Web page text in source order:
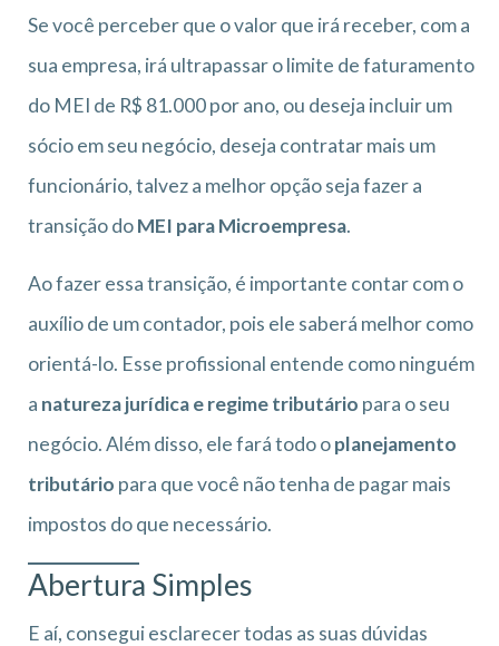
Se você perceber que o valor que irá receber, com a
sua empresa, irá ultrapassar o limite de faturamento
do MEI de R$ 81.000 por ano, ou deseja incluir um
sócio em seu negócio, deseja contratar mais um
funcionário, talvez a melhor opção seja fazer a
transição doMEI para Microempresa.
Ao fazer essa transição, é importante contar com o
auxílio de um contador, pois ele saberá melhor como
orientá-lo. Esse profissional entende como ninguém
a natureza jurídica e regime tributário para o seu
negócio. Além disso, ele fará todo oplanejamento
tributário para que você não tenha de pagar mais
impostos do que necessário.
Abertura Simples
E aí, consegui esclarecer todas as suas dúvidas